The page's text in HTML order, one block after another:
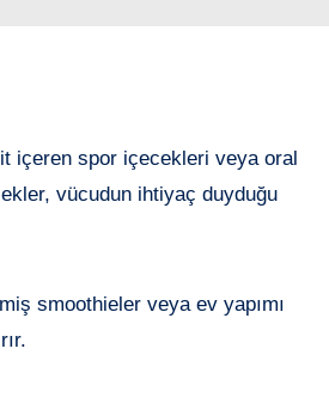
içeren spor içecekleri veya oral
vücudun ihtiyaç duyduğu
smoothieler veya ev yapımı